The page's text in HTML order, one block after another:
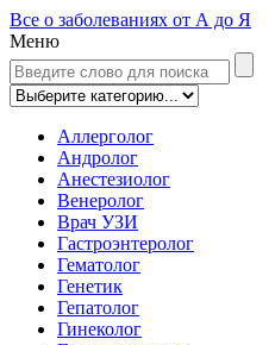
Все о заболеваниях от А до Я
Меню
Аллерголог
Андролог
Анестезиолог
Венеролог
Врач УЗИ
Гастроэнтеролог
Гематолог
Генетик
Гепатолог
Гинеколог